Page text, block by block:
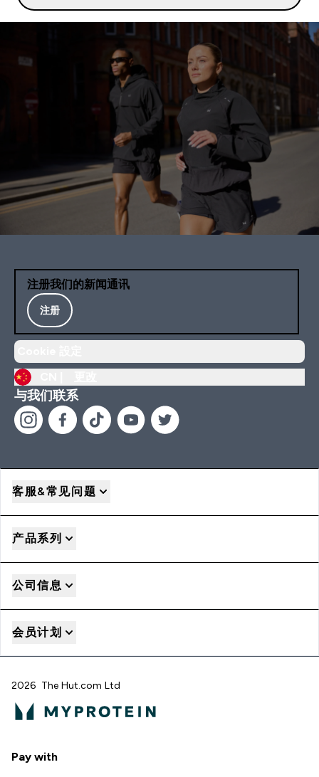
注册我们的新闻通讯
注册
与我们联系
客服&常见问题
产品系列
公司信息
会员计划
2026 The Hut.com Ltd
Pay with